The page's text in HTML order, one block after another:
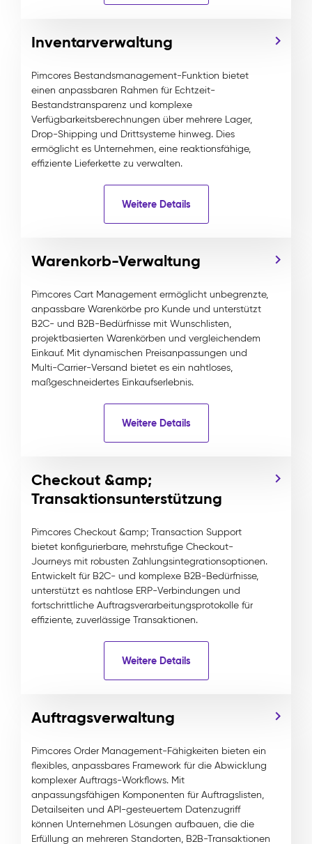
Inventarverwaltung
Pimcores Bestandsmanagement-Funktion bietet
einen anpassbaren Rahmen für Echtzeit-
Bestandstransparenz und komplexe
Verfügbarkeitsberechnungen über mehrere Lager,
Drop-Shipping und Drittsysteme hinweg. Dies
ermöglicht es Unternehmen, eine reaktionsfähige,
effiziente Lieferkette zu verwalten.
Weitere Details
Warenkorb-Verwaltung
Pimcores Cart Management ermöglicht unbegrenzte,
anpassbare Warenkörbe pro Kunde und unterstützt
B2C- und B2B-Bedürfnisse mit Wunschlisten,
projektbasierten Warenkörben und vergleichendem
Einkauf. Mit dynamischen Preisanpassungen und
Multi-Carrier-Versand bietet es ein nahtloses,
maßgeschneidertes Einkaufserlebnis.
Weitere Details
Checkout &amp;
Transaktionsunterstützung
Pimcores Checkout &amp; Transaction Support
bietet konfigurierbare, mehrstufige Checkout-
Journeys mit robusten Zahlungsintegrationsoptionen.
Entwickelt für B2C- und komplexe B2B-Bedürfnisse,
unterstützt es nahtlose ERP-Verbindungen und
fortschrittliche Auftragsverarbeitungsprotokolle für
effiziente, zuverlässige Transaktionen.
Weitere Details
Auftragsverwaltung
Pimcores Order Management-Fähigkeiten bieten ein
flexibles, anpassbares Framework für die Abwicklung
komplexer Auftrags-Workflows. Mit
anpassungsfähigen Komponenten für Auftragslisten,
Detailseiten und API-gesteuertem Datenzugriff
können Unternehmen Lösungen aufbauen, die die
Erfüllung an mehreren Standorten, B2B-Transaktionen